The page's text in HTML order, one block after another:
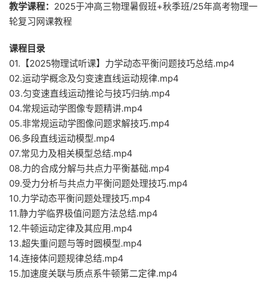
教学课程： 2025于冲高三物理暑假班+秋季班/25年高考物理一
轮复习网课教程
课程目录
01.【2025物理试听课】力学动态平衡问题技巧总结.mp4
02.运动学概念及匀变速直线运动规律.mp4
03.匀变速直线运动推论与技巧归纳.mp4
04.常规运动学图像专题精讲.mp4
05.非常规运动学图像问题求解技巧.mp4
06.多段直线运动模型.mp4
07.常见力及相关模型总结.mp4
08.力的合成分解与共点力平衡基础.mp4
09.受力分析与共点力平衡问题处理技巧.mp4
10.力学动态平衡问题处理技巧.mp4
11.静力学临界极值问题方法总结.mp4
12.牛顿运动定律及其应用.mp4
13.超失重问题与等时圆模型.mp4
14.连接体问题规律总结.mp4
15.加速度关联与质点系牛顿第二定律.mp4